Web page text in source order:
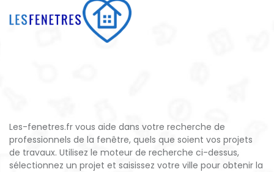
Les-fenetres.fr vous aide dans votre recherche de
professionnels de la fenêtre, quels que soient vos projets
de travaux. Utilisez le moteur de recherche ci-dessus,
sélectionnez un projet et saisissez votre ville pour obtenir la